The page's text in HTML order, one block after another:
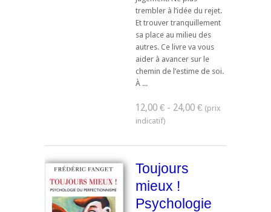
trembler à l’idée du rejet.
Et trouver tranquillement
sa place au milieu des
autres. Ce livre va vous
aider à avancer sur le
chemin de l’estime de soi.
À ...
12,00 € - 24,00 €
Toujours
mieux !
Psychologie